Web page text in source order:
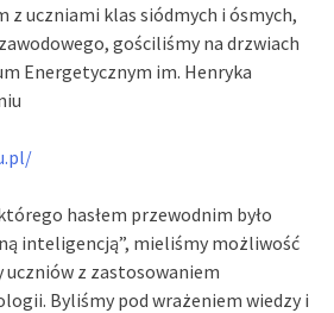
z uczniami klas siódmych i ósmych,
gościliśmy na drzwiach
Energetycznym im. Henryka
hasłem przewodnim było
inteligencją”, mieliśmy możliwość
uczniów z zastosowaniem
Byliśmy pod wrażeniem wiedzy i